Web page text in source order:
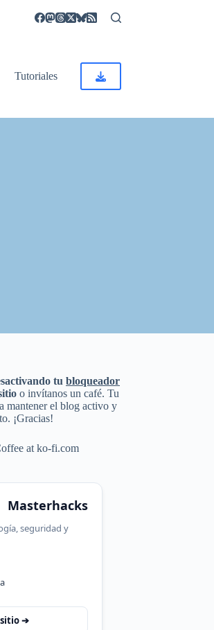
Tutoriales
tubloqueador
o invítanos un café. Tu
mantener el blog activo y
¡Gracias!
Masterhacks
seguridad y
➔